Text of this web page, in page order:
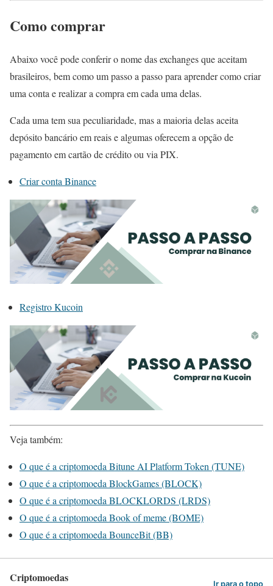
Como comprar
Abaixo você pode conferir o nome das exchanges que aceitam
brasileiros, bem como um passo a passo para aprender como criar
uma conta e realizar a compra em cada uma delas.
Cada uma tem sua peculiaridade, mas a maioria delas aceita
depósito bancário em reais e algumas oferecem a opção de
pagamento em cartão de crédito ou via PIX.
Criar conta Binance
Registro Kucoin
Veja também:
O que é a criptomoeda Bitune AI Platform Token (TUNE)
O que é a criptomoeda BlockGames (BLOCK)
O que é a criptomoeda BLOCKLORDS (LRDS)
O que é a criptomoeda Book of meme (BOME)
O que é a criptomoeda BounceBit (BB)
Criptomoedas Ir para o topo